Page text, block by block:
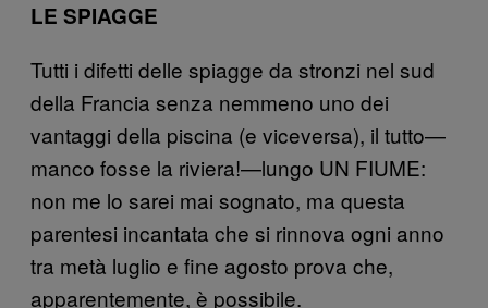
LE SPIAGGE
Tutti i difetti delle spiagge da stronzi nel sud
della Francia senza nemmeno uno dei
vantaggi della piscina (e viceversa), il tutto—
manco fosse la riviera!—lungo UN FIUME:
non me lo sarei mai sognato, ma questa
parentesi incantata che si rinnova ogni anno
tra metà luglio e fine agosto prova che,
apparentemente, è possibile.